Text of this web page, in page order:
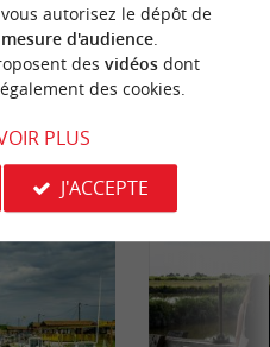
POUR VOUS
autorisez le dépôt de
mesure d'audience.
des vidéosdont
des cookies.
PLUS
J'ACCEPTE